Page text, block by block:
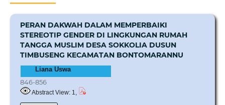
PERAN DAKWAH DALAM MEMPERBAIKI
STEREOTIP GENDER DI LINGKUNGAN RUMAH
TANGGA MUSLIM DESA SOKKOLIA DUSUN
TIMBUSENG KECAMATAN BONTOMARANNU
Liana Uswa
846-856
Abstract View: 1,